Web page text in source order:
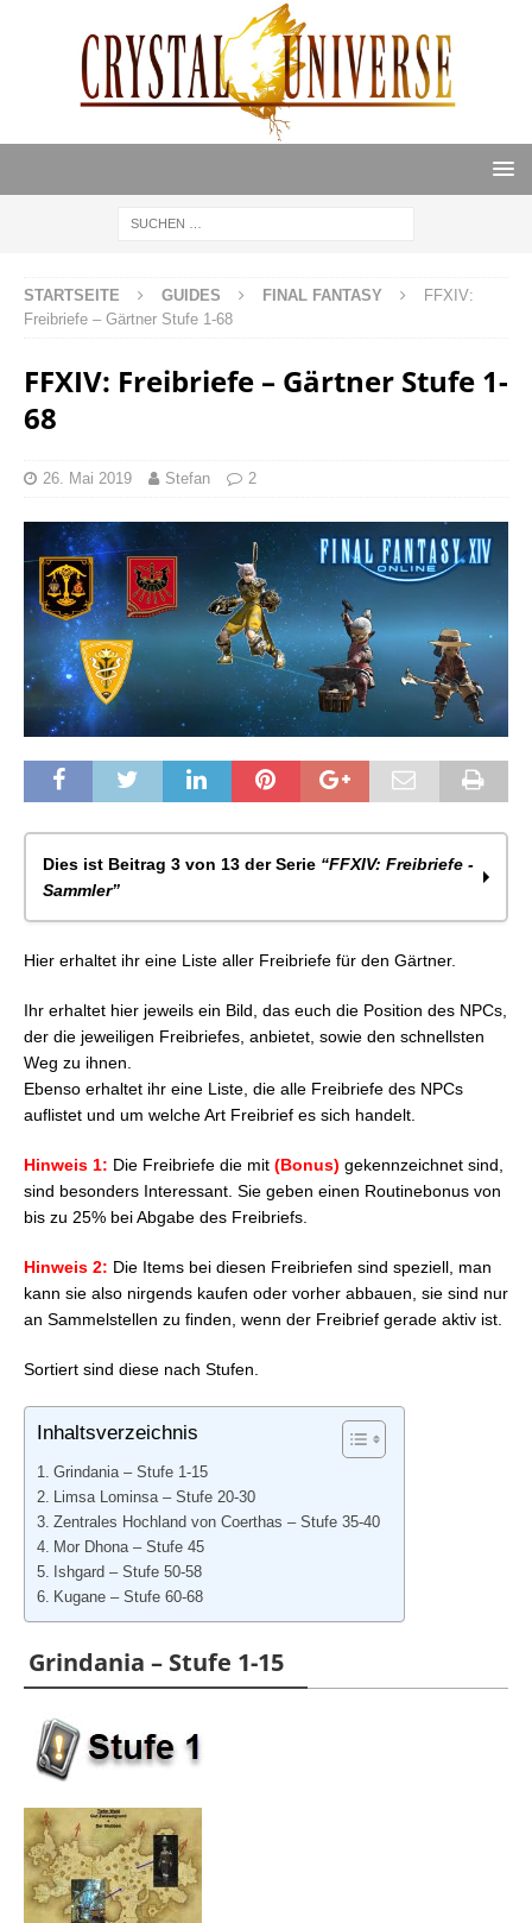
STARTSEITE GUIDES FINAL FANTASY
FFXIV:
Freibriefe – Gärtner Stufe 1-68
FFXIV: Freibriefe – Gärtner Stufe 1-
68
26. Mai 2019 Stefan 2
Dies ist Beitrag 3 von 13 der Serie “FFXIV: Freibriefe -
Sammler”
FFXIV: Freibriefe & Staatserlasse – Kategorien &
FFXIV: Freibriefe – Minenarbeiter Stufe 1-68
FFXIV: Freibriefe – Gärtner Stufe 1-68
FFXIV: Freibriefe – Fischer Stufe 1-68
FFXIV: Freibriefe – Minenarbeiter Stufe 70-78
FFXIV: Freibriefe – Gärtner Stufe 70-78
FFXIV: Freibriefe – Minenarbeiter Stufe 80-88
FFXIV: Freibriefe – Gärtner Stufe 80-88
FFXIV: Freibriefe – Fischer Stufe 80-88
FFXIV: Freibriefe – Gärtner Stufe 90-98
FFXIV: Freibriefe – Fischer Stufe 90-98
Hier erhaltet ihr eine Liste aller Freibriefe für den Gärtner.
Ihr erhaltet hier jeweils ein Bild, das euch die Position des NPCs,
der die jeweiligen Freibriefes, anbietet, sowie den schnellsten
Weg zu ihnen.
Ebenso erhaltet ihr eine Liste, die alle Freibriefe des NPCs
auflistet und um welche Art Freibrief es sich handelt.
Hinweis 1: Die Freibriefe die mit (Bonus) gekennzeichnet sind,
sind besonders Interessant. Sie geben einen Routinebonus von
bis zu 25% bei Abgabe des Freibriefs.
Hinweis 2: Die Items bei diesen Freibriefen sind speziell, man
kann sie also nirgends kaufen oder vorher abbauen, sie sind nur
an Sammelstellen zu finden, wenn der Freibrief gerade aktiv ist.
Sortiert sind diese nach Stufen.
Inhaltsverzeichnis
Grindania – Stufe 1-15
Limsa Lominsa – Stufe 20-30
Zentrales Hochland von Coerthas – Stufe 35-40
Mor Dhona – Stufe 45
Ishgard – Stufe 50-58
Kugane – Stufe 60-68
Grindania – Stufe 1-15